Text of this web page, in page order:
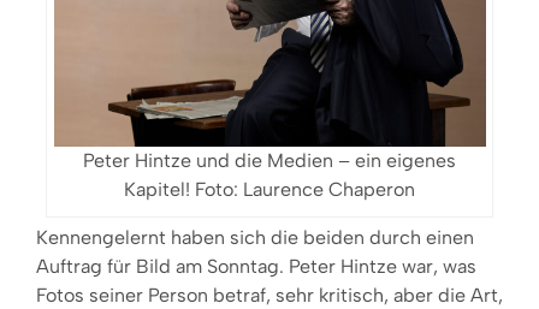
Peter Hintze und die Medien – ein eigenes
Kapitel! Foto: Laurence Chaperon
Kennengelernt haben sich die beiden durch einen
Auftrag für Bild am Sonntag. Peter Hintze war, was
Fotos seiner Person betraf, sehr kritisch, aber die Art,